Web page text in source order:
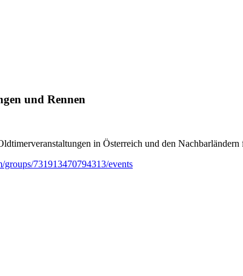
und Rennen
in Österreich und den
731913470794313/events